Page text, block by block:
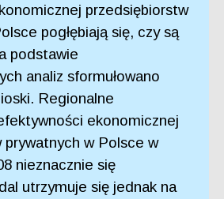
przedsiębiorstw
pogłębiają się, czy są
podstawie
analiz sformułowano
Regionalne
ekonomicznej
prywatnych w Polsce w
nieznacznie się
utrzymuje się jednak na